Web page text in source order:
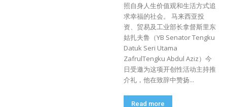
照自身人生价值观和生活方式追
求幸福的社会。 马来西亚投
资、贸易及工业部长拿督斯里东
姑扎夫鲁（YB Senator Tengku
Datuk Seri Utama
ZafrulTengku Abdul Aziz）今
日受邀为这项开创性活动主持推
介礼，他在致辞中赞扬...
Read more